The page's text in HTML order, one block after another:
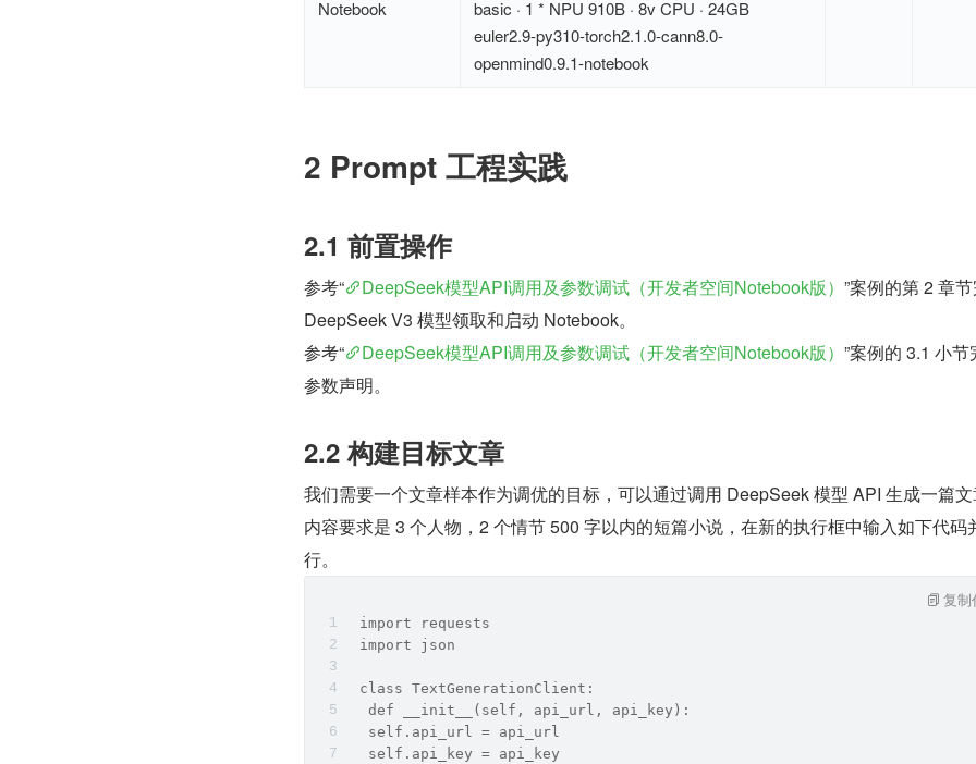
Notebook
basic · 1 * NPU 910B · 8v CPU · 24GB
euler2.9-py310-torch2.1.0-cann8.0-
openmind0.9.1-notebook
2 Prompt 工程实践
2.1 前置操作
参考“ DeepSeek模型API调用及参数调试（开发者空间Notebook版） ”案例的第 2 章
DeepSeek V3 模型领取和启动 Notebook。
参考“
DeepSeek模型API调用及参数调试（开发者空间Notebook版） ”案例的 3.1 小节
参数声明。
2.2 构建目标文章
我们需要一个文章样本作为调优的目标，可以通过调用 DeepSeek 模型 API 生成一篇
内容要求是 3 个人物，2 个情节 500 字以内的短篇小说，在新的执行框中输入如下代码
行。
import requests
import json
class TextGenerationClient:
  def __init__(self, api_url, api_key):
  self.api_url = api_url
  self.api_key = api_key
复制